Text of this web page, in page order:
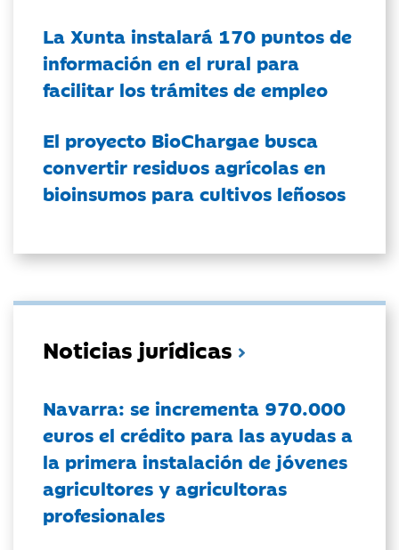
La Xunta instalará 170 puntos de
información en el rural para
facilitar los trámites de empleo
El proyecto BioChargae busca
convertir residuos agrícolas en
bioinsumos para cultivos leñosos
Noticias jurídicas
Navarra: se incrementa 970.000
euros el crédito para las ayudas a
la primera instalación de jóvenes
agricultores y agricultoras
profesionales